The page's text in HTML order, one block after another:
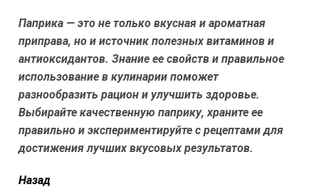
Паприка — это не только вкусная и ароматная
приправа, но и источник полезных витаминов и
антиоксидантов. Знание ее свойств и правильное
использование в кулинарии поможет
разнообразить рацион и улучшить здоровье.
Выбирайте качественную паприку, храните ее
правильно и экспериментируйте с рецептами для
достижения лучших вкусовых результатов.
читать
Назад